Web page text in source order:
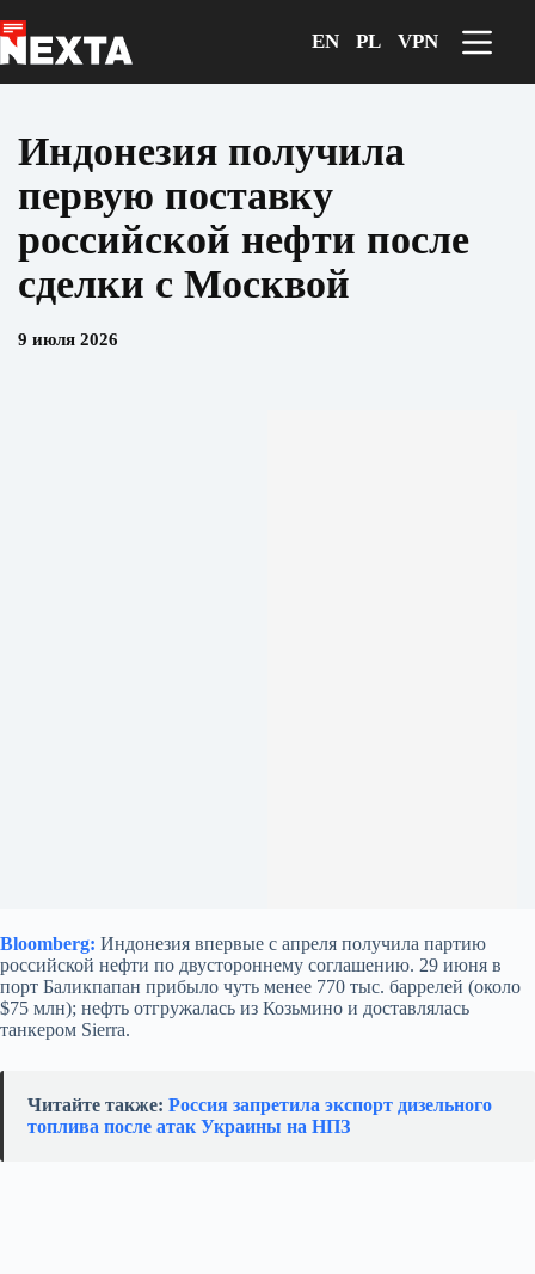
к
сути
EN PL VPN
Индонезия получила
первую поставку
российской нефти после
сделки с Москвой
9 июля 2026
Bloomberg: Индонезия впервые с апреля получила партию
российской нефти по двустороннему соглашению. 29 июня в
порт Баликпапан прибыло чуть менее 770 тыс. баррелей (около
$75 млн); нефть отгружалась из Козьмино и доставлялась
танкером Sierra.
Читайте также: Россия запретила экспорт дизельного
топлива после атак Украины на НПЗ